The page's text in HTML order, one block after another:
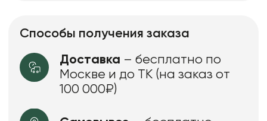
Способы получения заказа
Доставка – бесплатно по
Москве и до ТК (на заказ от
100 000₽)